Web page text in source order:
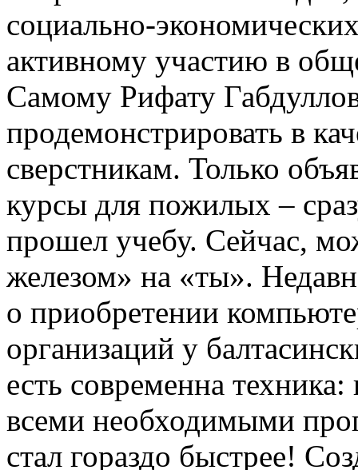
социально-
активному участию в
Самому Рифату
продемонстрировать в
сверстникам. Только
курсы для пожилых –
прошел учебу. Сейчас,
железом» на «ты».
о приобретении
организаций у
есть современна
всеми необходимыми
стал гораздо быстрее!